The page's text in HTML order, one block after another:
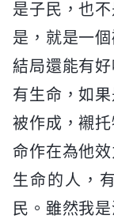
是子民，也
是，就是一
結局還能有
有生命，如
被作成，襯
命作在為他
生命的人，
民。雖然我